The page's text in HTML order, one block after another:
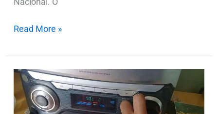
Read More »
PM
apreende
som